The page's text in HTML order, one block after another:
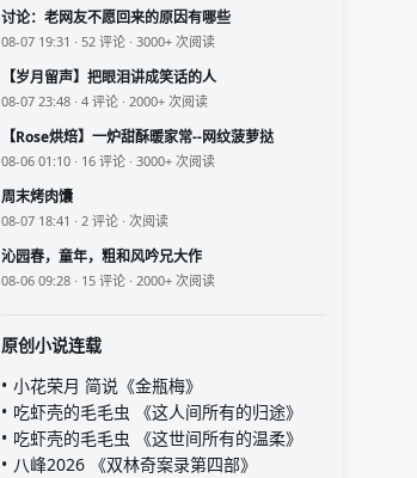
讨论：老网友不愿回来的原因有哪些
08-07 19:31 · 52 评论 · 3000+ 次阅读
【岁月留声】把眼泪讲成笑话的人
08-07 23:48 · 4 评论 · 2000+ 次阅读
【Rose烘焙】一炉甜酥暖家常--网纹菠萝挞
08-06 01:10 · 16 评论 · 3000+ 次阅读
周末烤肉馕
08-07 18:41 · 2 评论 · 次阅读
沁园春，童年，粗和风吟兄大作
08-06 09:28 · 15 评论 · 2000+ 次阅读
原创小说连载
小花荣月 简说《金瓶梅》
吃虾壳的毛毛虫 《这人间所有的归途》
吃虾壳的毛毛虫 《这世间所有的温柔》
八峰2026 《双林奇案录第四部》